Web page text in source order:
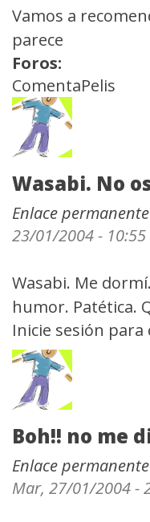
Vamos a
parece
Foros:
ComentaPelis
Wasabi. No
Enlace permanente
23/01/2004 - 10:55
Wasabi. Me
humor. Patética.
Inicie sesión para
Boh!! no me
Enlace permanente
Mar, 27/01/2004 -